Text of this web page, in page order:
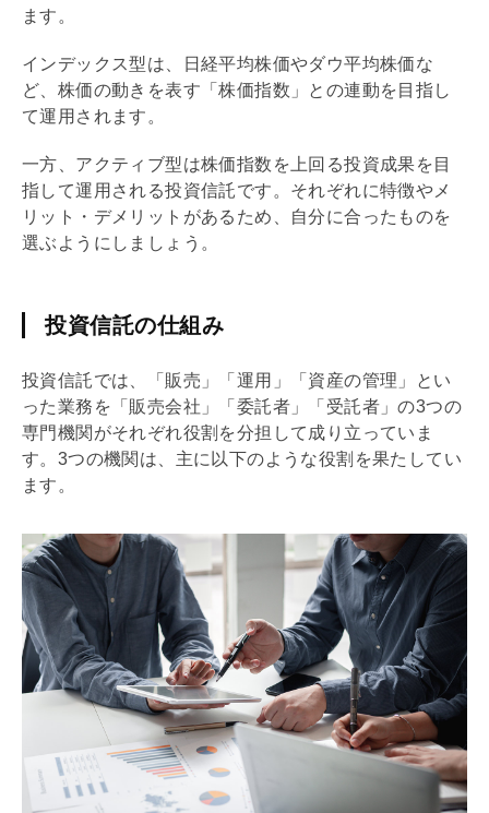
ます。
インデックス型は、日経平均株価やダウ平均株価な
ど、株価の動きを表す「株価指数」との連動を目指し
て運用されます。
一方、アクティブ型は株価指数を上回る投資成果を目
指して運用される投資信託です。それぞれに特徴やメ
リット・デメリットがあるため、自分に合ったものを
選ぶようにしましょう。
投資信託の仕組み
投資信託では、「販売」「運用」「資産の管理」とい
った業務を「販売会社」「委託者」「受託者」の3つの
専門機関がそれぞれ役割を分担して成り立っていま
す。3つの機関は、主に以下のような役割を果たしてい
ます。